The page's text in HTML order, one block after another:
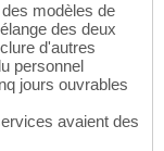
modèles de
des deux
d'autres
personnel
jours ouvrables
avaient des